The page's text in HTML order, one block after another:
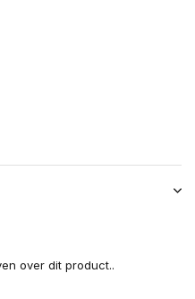
over dit product..